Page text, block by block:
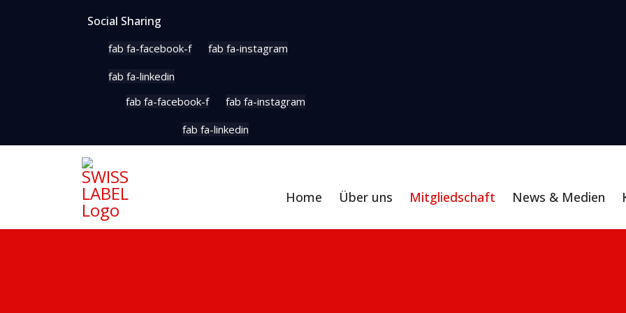
Social Sharing
fab fa-facebook-f
fab fa-instagram
fab fa-linkedin
fab fa-facebook-f
fab fa-instagram
fab fa-linkedin
Home Über uns Mitgliedschaft News & Medien